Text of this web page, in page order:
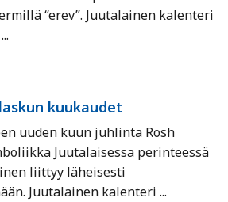
“erev”. Juutalainen kalenteri
kuukaudet
uuden kuun juhlinta Rosh
Juutalaisessa perinteessä
liittyy läheisesti
Juutalainen kalenteri ...